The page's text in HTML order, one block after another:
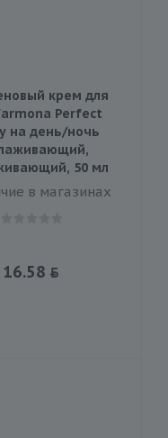
крем для
Perfect
на день/ночь
50 мл
в магазинах
16.58